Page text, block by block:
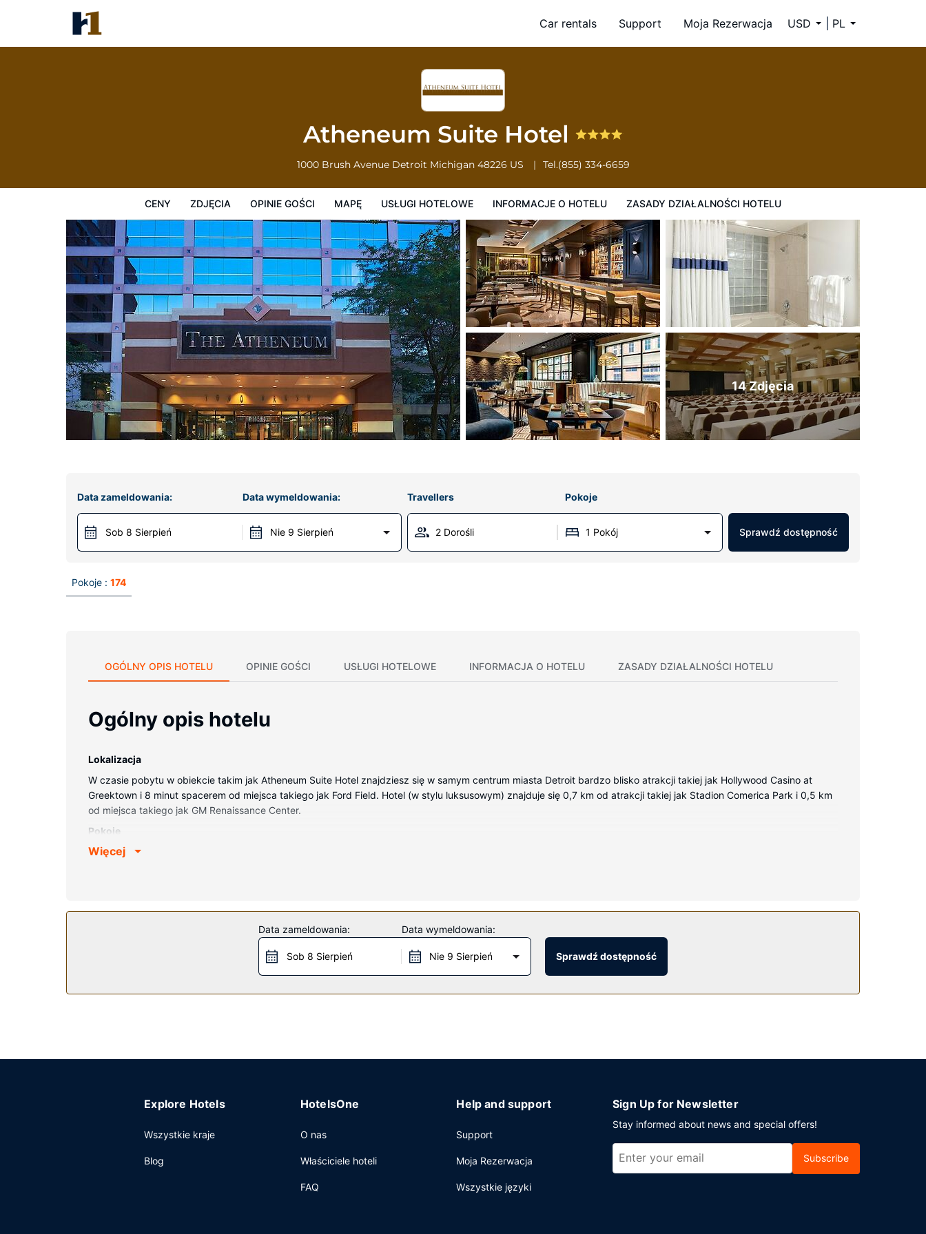
Car rentals Support Moja Rezerwacja USD PL
Atheneum Suite Hotel
1000 Brush Avenue Detroit Michigan 48226 US Tel.(855) 334-6659
CENY ZDJĘCIA OPINIE GOŚCI MAPĘ USŁUGI HOTELOWE INFORMACJE O HOTELU ZASADY DZIAŁALNOŚCI HOTELU
Zasady działalności hotelu
14 Zdjęcia
Data zameldowania:
Sob 8 Sierpień
Data wymeldowania:
Nie 9 Sierpień
Travellers Pokoje
2 Dorośli 1 Pokój Sprawdź dostępność
Pokoje : 174
OGÓLNY OPIS HOTELU OPINIE GOŚCI USŁUGI HOTELOWE INFORMACJA O HOTELU ZASADY DZIAŁALNOŚCI HOTELU
Ogólny opis hotelu
Lokalizacja
W czasie pobytu w obiekcie takim jak Atheneum Suite Hotel znajdziesz się w samym centrum miasta Detroit bardzo blisko atrakcji takiej jak Hollywood Casino at
Greektown i 8 minut spacerem od miejsca takiego jak Ford Field. Hotel (w stylu luksusowym) znajduje się 0,7 km od atrakcji takiej jak Stadion Comerica Park i 0,5 km
od miejsca takiego jak GM Renaissance Center.
Pokoje
Poczuj się jak w domu w 174 klimatyzowanych pokojach, których wyposażenie to lodówka i telewizor plazmowy. Bezpłatny bezprzewodowy dostęp do internetu
Udogodnienia rekreacyjne to centrum fitness. Dostępne są również takie udogodnienia, jak bezpłatny bezprzewodowy dostęp do internetu i sala bankietowa. Do
dyspozycji gości jest bezpłatny wahadłowy autobus kursujący do pobliskich atrakcji (zasięg: 5 mile).
Hotel: znajduje się tutaj restauracja Symposia, gdzie wydawane są takie posiłki jak kolacja. Możesz też zostać w pokoju i skorzystać z obsługi pokojowej w
określonych godzinach. Zrelaksuj się po całym dniu w barze/salonie klubowym. Śniadanie na zamówienie jest podawane codziennie od 6:30 do 10:30 za opłatą.
Więcej
Data zameldowania:
Sob 8 Sierpień
Data wymeldowania:
Nie 9 Sierpień Sprawdź dostępność
Explore Hotels
Wszystkie kraje
Blog
HotelsOne
O nas
Właściciele hoteli
FAQ
Help and support
Support
Moja Rezerwacja
Wszystkie języki
Sign Up for Newsletter
Stay informed about news and special offers!
Subscribe